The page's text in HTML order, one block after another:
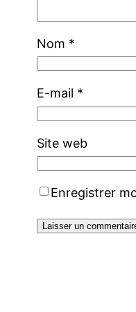
Nom *
E-mail *
Site web
Enregistrer